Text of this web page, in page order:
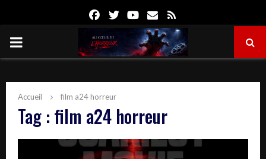
FacebookTwitterYoutube
Email
PRIMARY
Accueil film a24 horreur
Tag : film a24 horreur